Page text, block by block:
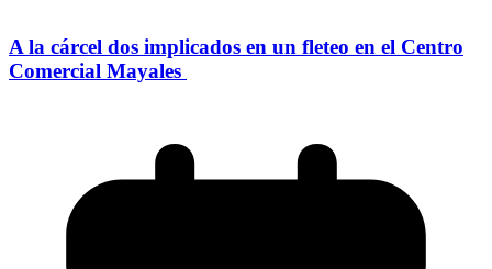
A la cárcel dos implicados en un fleteo en el Centro
Comercial Mayales